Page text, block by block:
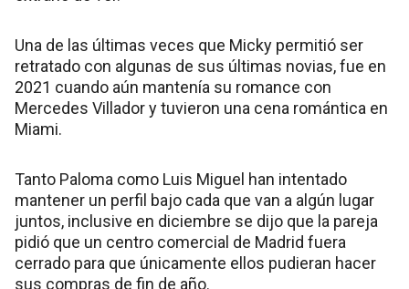
Una de las últimas veces que Micky permitió ser
retratado con algunas de sus últimas novias, fue en
2021 cuando aún mantenía su romance con
Mercedes Villador y tuvieron una cena romántica en
Miami.
Tanto Paloma como Luis Miguel han intentado
mantener un perfil bajo cada que van a algún lugar
juntos, inclusive en diciembre se dijo que la pareja
pidió que un centro comercial de Madrid fuera
cerrado para que únicamente ellos pudieran hacer
sus compras de fin de año.